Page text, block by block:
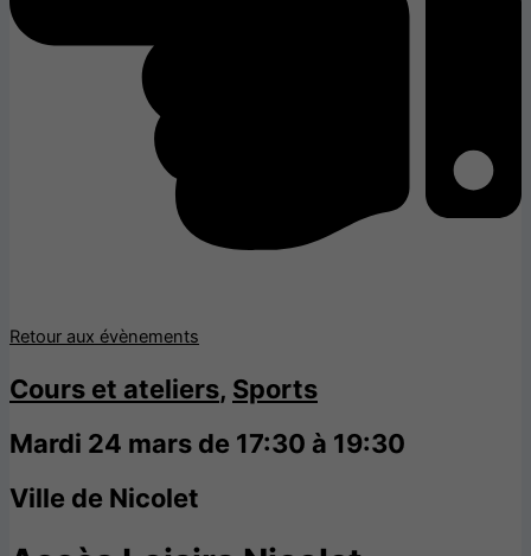
Retour aux évènements
Cours et ateliers, Sports
Mardi 24 mars de 17:30 à 19:30
Ville de Nicolet